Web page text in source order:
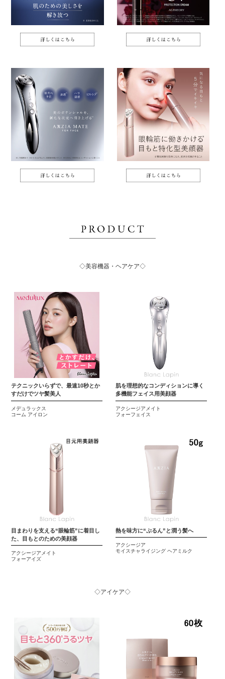
◇美容機器・ヘアケア◇
テクニックいらずで、最速10秒とか
すだけでツヤ髪美人
メデュラックス
コーム アイロン
肌を理想的なコンディションに導く
多機能フェイス用美顔器
アクシージアメイト
フォーフェイス
目まわりを支える“眼輪筋”に着目し
た、目もとのための美顔器
アクシージアメイト
フォーアイズ
熱を味方に“ぷるん”と潤う髪へ
アクシージア
モイスチャライジング ヘアミルク
◇アイケア◇